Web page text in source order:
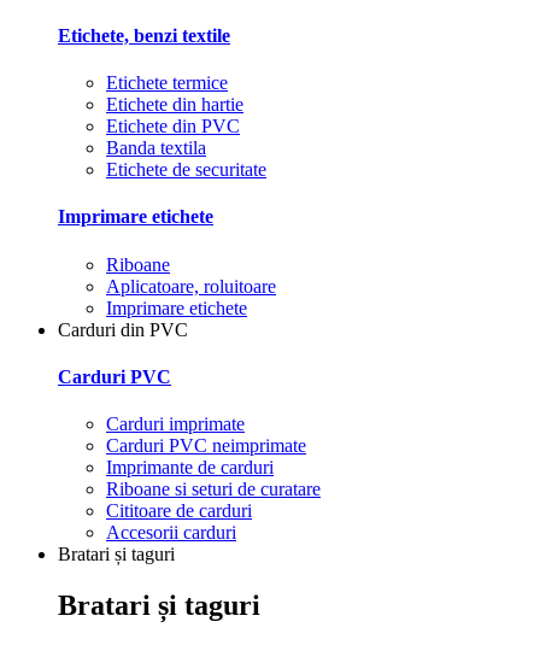
Etichete, benzi textile
Etichete termice
Etichete din hartie
Etichete din PVC
Banda textila
Etichete de securitate
Imprimare etichete
Riboane
Aplicatoare, roluitoare
Imprimare etichete
Carduri din PVC
Carduri PVC
Carduri imprimate
Carduri PVC neimprimate
Imprimante de carduri
Riboane si seturi de curatare
Cititoare de carduri
Accesorii carduri
Bratari și taguri
Bratari și taguri